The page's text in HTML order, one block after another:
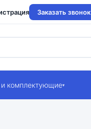
Заказать звонок
и комплектующие▾